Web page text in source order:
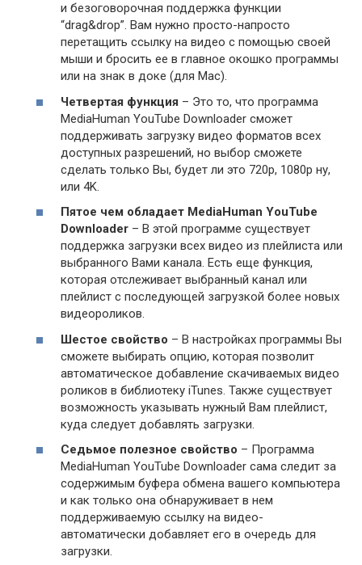
и безоговорочная поддержка функции
“drag&drop”. Вам нужно просто-напросто
перетащить ссылку на видео с помощью своей
мыши и бросить ее в главное окошко программы
или на знак в доке (для Mac).
Четвертая функция – Это то, что программа
MediaHuman YouTube Downloader сможет
поддерживать загрузку видео форматов всех
доступных разрешений, но выбор сможете
сделать только Вы, будет ли это 720p, 1080p ну,
или 4K.
Пятое чем обладает MediaHuman YouTube
Downloader – В этой программе существует
поддержка загрузки всех видео из плейлиста или
выбранного Вами канала. Есть еще функция,
которая отслеживает выбранный канал или
плейлист с последующей загрузкой более новых
видеороликов.
Шестое свойство – В настройках программы Вы
сможете выбирать опцию, которая позволит
автоматическое добавление скачиваемых видео
роликов в библиотеку iTunes. Также существует
возможность указывать нужный Вам плейлист,
куда следует добавлять загрузки.
Седьмое полезное свойство – Программа
MediaHuman YouTube Downloader сама следит за
содержимым буфера обмена вашего компьютера
и как только она обнаруживает в нем
поддерживаемую ссылку на видео-
автоматически добавляет его в очередь для
загрузки.